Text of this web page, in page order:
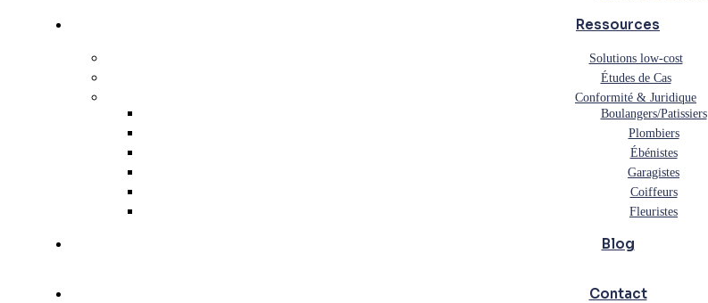
Ressources
Solutions low-cost
Études de Cas
Conformité & Juridique
Boulangers/Patissiers
Plombiers
Ébénistes
Garagistes
Coiffeurs
Fleuristes
Blog
Contact